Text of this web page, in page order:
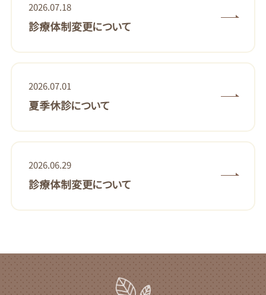
2026.07.18
診療体制変更について
2026.07.01
夏季休診について
2026.06.29
診療体制変更について